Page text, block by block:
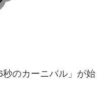
のカーニバル」が始